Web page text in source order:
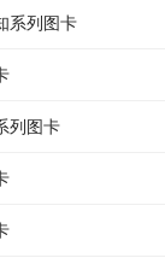
系列图卡
列图卡